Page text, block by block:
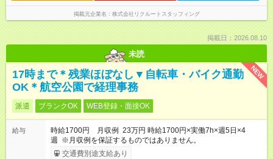
掲載元企業名 株式会社リクルートスタッフィング
掲載日：2026.08.10
未読
NEW
17時まで＊残業ほぼなし▼自転車・バイク通勤
OK＊航空公園で経理事務
派遣 ブランクOK WEB登録・面接OK
給与
時給1700円 月収例 23万円 時給1700円×実働7h×週5日×4
週 ※月収例を保証するものではありません。
交通費別途支給あり